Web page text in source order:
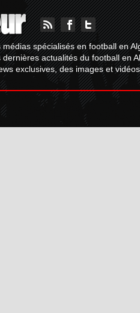
spécialisés en football en
actualités du football en
exclusives, des images et